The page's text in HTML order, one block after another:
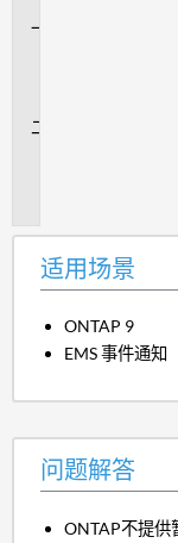
适用场景
ONTAP 9
EMS 事件通知
问题解答
ONTAP不提供